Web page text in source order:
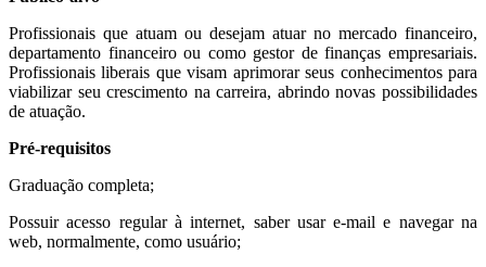
Profissionais que atuam ou desejam atuar no mercado financeiro,
departamento financeiro ou como gestor de finanças empresariais.
Profissionais liberais que visam aprimorar seus conhecimentos para
viabilizar seu crescimento na carreira, abrindo novas possibilidades
de atuação.
Pré-requisitos
Graduação completa;
Possuir acesso regular à internet, saber usar e-mail e navegar na
web, normalmente, como usuário;